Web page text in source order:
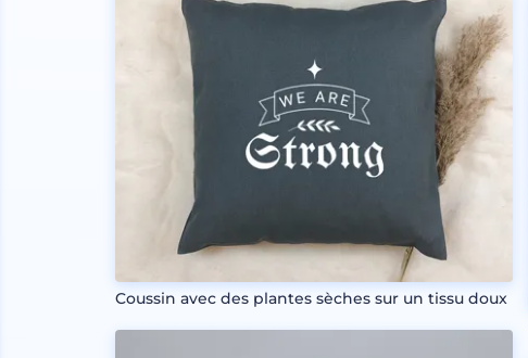
Coussin avec des plantes sèches sur un tissu doux